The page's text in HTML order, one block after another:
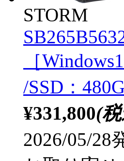
STORM
［
/SSD：
¥331,800(
2026/05/28